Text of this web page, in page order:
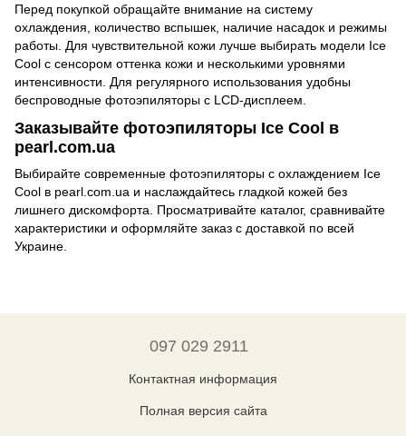
Перед покупкой обращайте внимание на систему
охлаждения, количество вспышек, наличие насадок и режимы
работы. Для чувствительной кожи лучше выбирать модели Ice
Cool с сенсором оттенка кожи и несколькими уровнями
интенсивности. Для регулярного использования удобны
беспроводные фотоэпиляторы с LCD-дисплеем.
Заказывайте фотоэпиляторы Ice Cool в
pearl.com.ua
Выбирайте современные фотоэпиляторы с охлаждением Ice
Cool в pearl.com.ua и наслаждайтесь гладкой кожей без
лишнего дискомфорта. Просматривайте каталог, сравнивайте
характеристики и оформляйте заказ с доставкой по всей
Украине.
097 029 2911
Контактная информация
Полная версия сайта